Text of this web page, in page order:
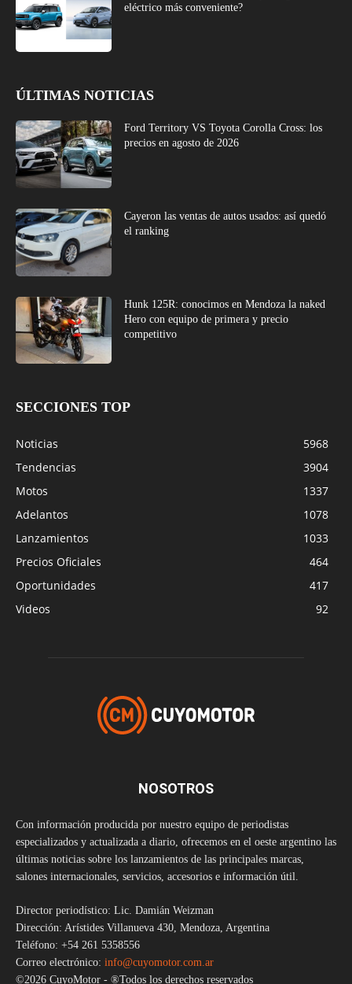
eléctrico más conveniente?
ÚLTIMAS NOTICIAS
Ford Territory VS Toyota Corolla Cross: los
precios en agosto de 2026
Cayeron las ventas de autos usados: así quedó
el ranking
Hunk 125R: conocimos en Mendoza la naked
Hero con equipo de primera y precio
competitivo
SECCIONES TOP
Noticias
5968
Tendencias
3904
Motos
1337
Adelantos
1078
Lanzamientos
1033
Precios Oficiales
464
Oportunidades
417
Videos
92
NOSOTROS
Con información producida por nuestro equipo de periodistas
especializados y actualizada a diario, ofrecemos en el oeste argentino las
últimas noticias sobre los lanzamientos de las principales marcas,
salones internacionales, servicios, accesorios e información útil.
Director periodístico: Lic. Damián Weizman
Dirección: Arístides Villanueva 430, Mendoza, Argentina
Teléfono: +54 261 5358556
Correo electrónico: info@cuyomotor.com.ar
©2026 CuyoMotor - ®Todos los derechos reservados